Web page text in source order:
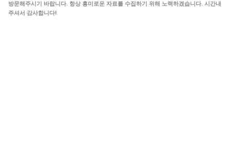
방문해주시기 바랍니다. 항상 흥미로운 자료를 수집하기 위해 노력하겠습니다. 시간내
주셔서 감사합니다!